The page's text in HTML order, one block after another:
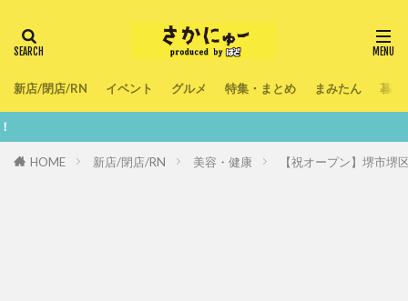
新店/閉店/RN イベント グルメ 特集・まとめ まみたん 暮ら
HOME 新店/閉店/RN 美容・健康 【祝オープン】堺市